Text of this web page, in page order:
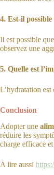
4. Est-il
Il est possible
observez une
5. Quelle est
L’hydratation
Conclusion
Adopter une
réduire les
charge efficace
A lire aussi